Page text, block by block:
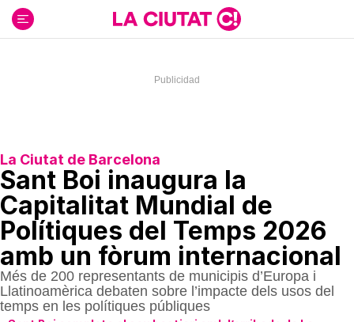
contenido
La Ciutat de Barcelona
Sant Boi inaugura la
Capitalitat Mundial de
Polítiques del Temps 2026
amb un fòrum internacional
Més de 200 representants de municipis d’Europa i
Llatinoamèrica debaten sobre l’impacte dels usos del
temps en les polítiques públiques